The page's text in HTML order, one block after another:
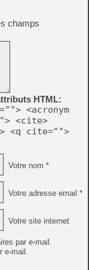
champs
HTML:
<acronym
<cite>
<q cite="">
Votre nom *
Votre adresse email *
Votre site internet
par e-mail.
e-mail.